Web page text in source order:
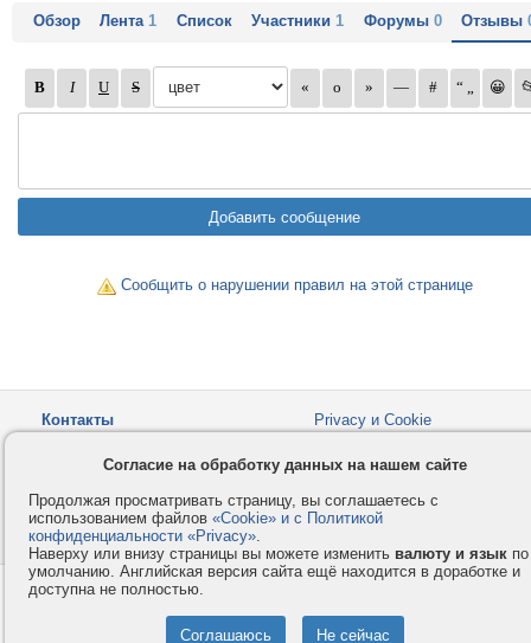
Обзор Лента1 Список Участники1 Форумы 0 Отзывы
Сообщить о нарушении правил на этой странице
Контакты
Privacy и Cookie
Как оплатить
Форумы
© 2008-2026VMESTE.EU
Согласие на обработку данных на нашем сайте
Продолжая просматривать страницу, вы соглашаетесь с
использованием файлов «Cookie» и с Политикой
конфиденциальности «Privacy».
Наверху или внизу страницы вы можете изменить валюту и язык по
умолчанию. Английская версия сайта ещё находится в доработке и
доступна не полностью.